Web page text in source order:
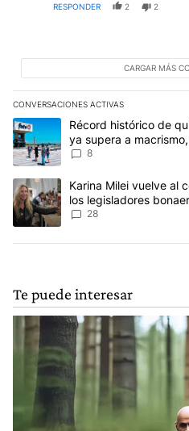
RESPONDER 2 2
CARGAR MÁS
CONVERSACIONES ACTIVAS
Este listado muestra los
Un artículo de tendencia con el
Récord histórico de
ya supera a
8
Un artículo de tendencia con el
Karina Milei vuelve al
los legisladores
para 2027
28